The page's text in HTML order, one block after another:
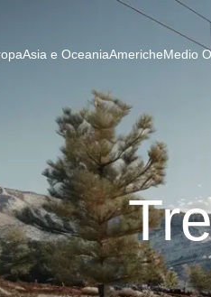
Asia e OceaniaAmericheMedio